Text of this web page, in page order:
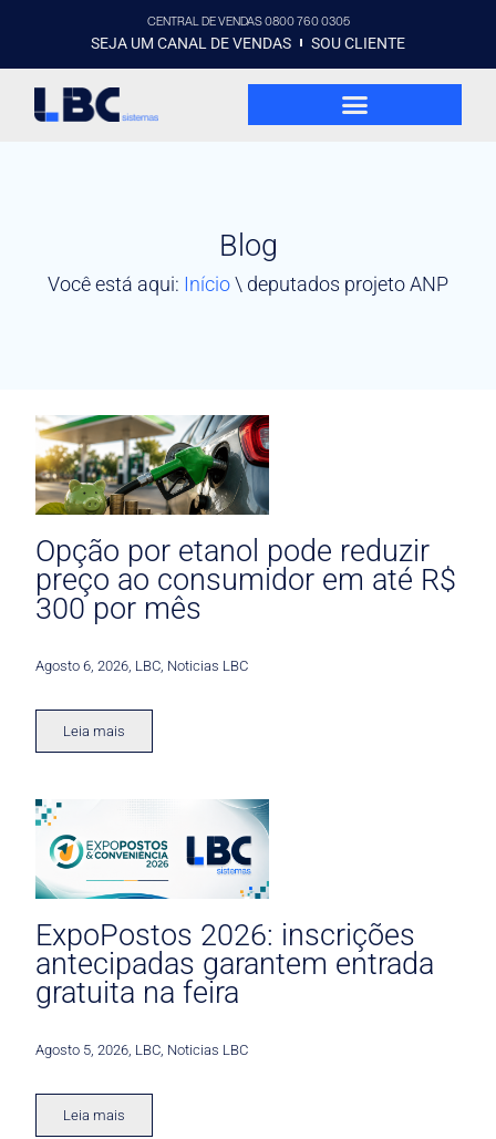
CENTRAL DE VENDAS 0800 760 0305
SEJA UM CANAL DE VENDAS SOU CLIENTE
Blog
Você está aqui: Início\ deputados projeto ANP
Opção por etanol pode reduzir
preço ao consumidor em até R$
300 por mês
Agosto 6, 2026 LBC Noticias LBC
Leia mais
ExpoPostos 2026: inscrições
antecipadas garantem entrada
gratuita na feira
Agosto 5, 2026 LBC Noticias LBC
Leia mais